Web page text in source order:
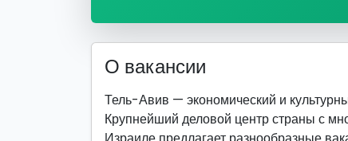
О вакансии
Тель-Авив — экономический и
Крупнейший деловой центр страны с